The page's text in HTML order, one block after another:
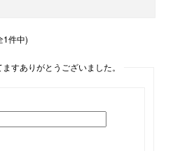
1件中)
すありがとうございました。